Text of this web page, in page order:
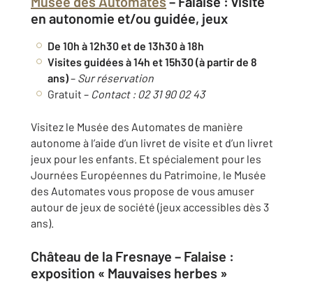
en autonomie et/ou guidée, jeux
De 10h à 12h30 et de 13h30 à 18h
Visites guidées à 14h et 15h30 (à partir de 8
ans)– Sur réservation
Gratuit – Contact : 02 31 90 02 43
Visitez le Musée des Automates de manière
autonome à l’aide d’un livret de visite et d’un livret
jeux pour les enfants. Et spécialement pour les
Journées Européennes du Patrimoine, le Musée
des Automates vous propose de vous amuser
autour de jeux de société (jeux accessibles dès 3
ans).
Château de la Fresnaye – Falaise :
exposition « Mauvaises herbes »